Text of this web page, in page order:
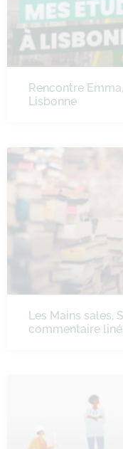
Rencontre
Lisbonne
Les Mains sales,
commentaire